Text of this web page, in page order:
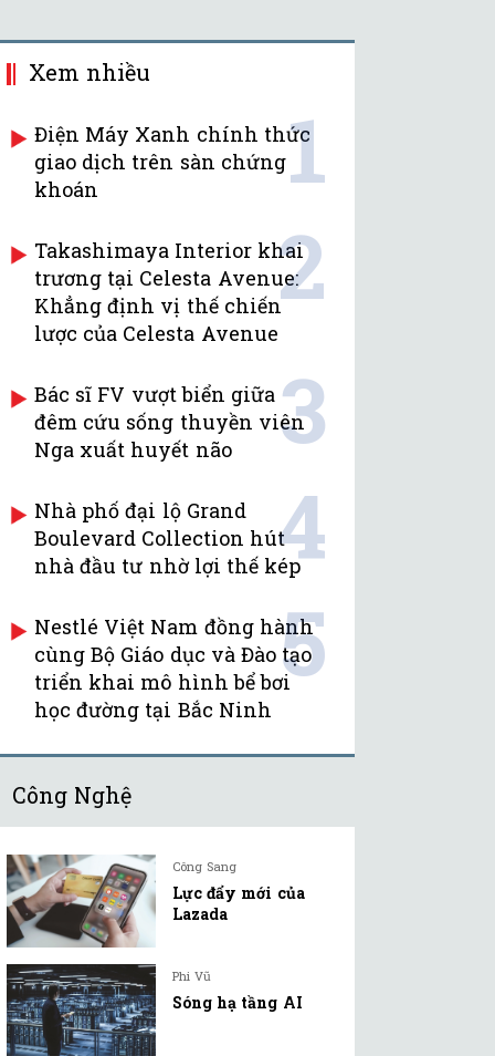
Xem nhiều
Điện Máy Xanh chính thức
giao dịch trên sàn chứng
khoán
1
Takashimaya Interior khai
trương tại Celesta Avenue:
Khẳng định vị thế chiến
lược của Celesta Avenue
2
Bác sĩ FV vượt biển giữa
đêm cứu sống thuyền viên
Nga xuất huyết não
3
Nhà phố đại lộ Grand
Boulevard Collection hút
nhà đầu tư nhờ lợi thế kép4
Nestlé Việt Nam đồng hành
cùng Bộ Giáo dục và Đào tạo
triển khai mô hình bể bơi
học đường tại Bắc Ninh
5
Công Nghệ
Công Sang
Lực đẩy mới của
Lazada
Phi Vũ
Sóng hạ tầng AI